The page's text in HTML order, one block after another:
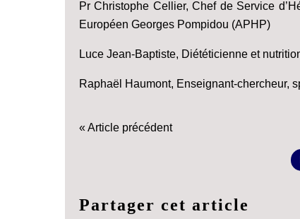
Pr Christophe Cellier, Chef de Service
Européen Georges Pompidou (APHP)
Luce Jean-Baptiste, Diététicienne et
Raphaël Haumont, Enseignant-chercheur,
« Article précédent
Partager cet article